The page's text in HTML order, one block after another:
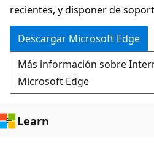
recientes, y disponer de
Descargar Microsoft Edge
Más información sobre
Microsoft Edge
Learn